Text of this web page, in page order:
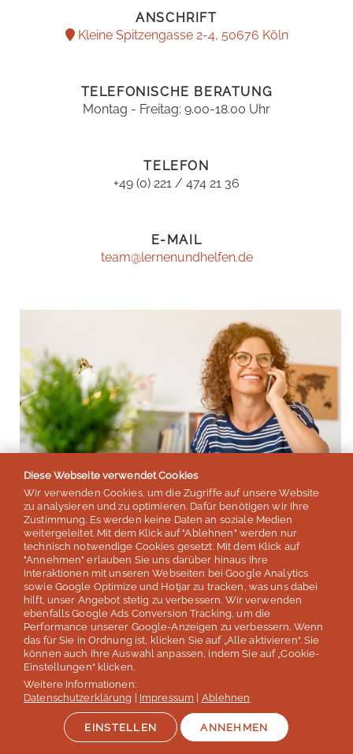
ANSCHRIFT
Kleine Spitzengasse 2-4, 50676 Köln
TELEFONISCHE BERATUNG
Montag - Freitag: 9.00-18.00 Uhr
TELEFON
+49 (0) 221 / 474 21 36
E-MAIL
team@lernenundhelfen.de
Die richtige Beratung trägt wesentlich zum Erfolg und
Genuss einer Sprachreise bei.
Für uns ist eine ausführliche Beratung wichtig und
selbstverständlich. Daher nehmen wir uns viel Zeit, für
Sie die passenden Kursorte und Sprachkurse zu finden.
Die Beratung kann telefonisch, aber gerne auch
persönlich in unserem Büro in Köln erfolgen.
Diese Webseite verwendet Cookies
Wir verwenden Cookies, um die Zugriffe auf unsere Website
zu analysieren und zu optimieren. Dafür benötigen wir Ihre
Zustimmung. Es werden keine Daten an soziale Medien
weitergeleitet. Mit dem Klick auf "Ablehnen" werden nur
technisch notwendige Cookies gesetzt. Mit dem Klick auf
"Annehmen" erlauben Sie uns darüber hinaus Ihre
Interaktionen mit unseren Webseiten bei Google Analytics
sowie Google Optimize und Hotjar zu tracken, was uns dabei
hilft, unser Angebot stetig zu verbessern. Wir verwenden
ebenfalls Google Ads Conversion Tracking, um die
Performance unserer Google-Anzeigen zu verbessern. Wenn
das für Sie in Ordnung ist, klicken Sie auf „Alle aktivieren“. Sie
können auch Ihre Auswahl anpassen, indem Sie auf „Cookie-
Einstellungen“ klicken.
Weitere Informationen:
Datenschutzerklärung
Impressum Ablehnen
EINSTELLEN ANNEHMEN